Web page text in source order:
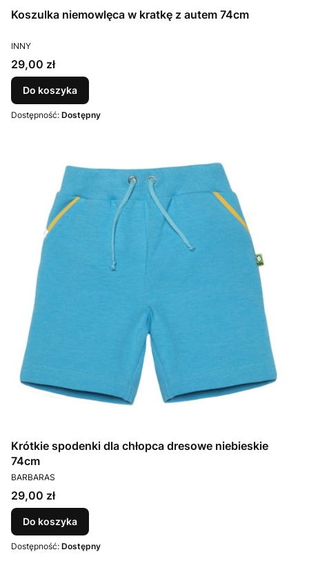
Koszulka niemowlęca w kratkę z autem 74cm
PRODUCENT
INNY
Cena
29,00 zł
Do koszyka
Dostępność: Dostępny
Krótkie spodenki dla chłopca dresowe niebieskie
74cm
PRODUCENT
BARBARAS
Cena
29,00 zł
Do koszyka
Dostępność: Dostępny